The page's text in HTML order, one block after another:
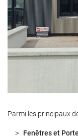
Parmi les principaux
Fenêtres et